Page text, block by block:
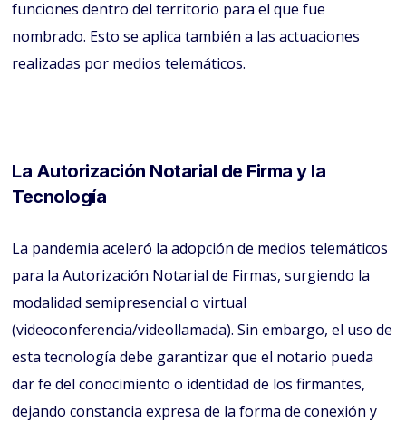
funciones dentro del territorio para el que fue
nombrado. Esto se aplica también a las actuaciones
realizadas por medios telemáticos.
La Autorización Notarial de Firma y la
Tecnología
La pandemia aceleró la adopción de medios telemáticos
para la Autorización Notarial de Firmas, surgiendo la
modalidad semipresencial o virtual
(videoconferencia/videollamada). Sin embargo, el uso de
esta tecnología debe garantizar que el notario pueda
dar fe del conocimiento o identidad de los firmantes,
dejando constancia expresa de la forma de conexión y